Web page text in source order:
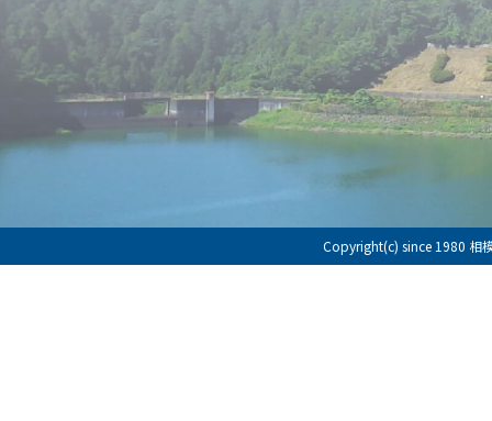
Copyright(c) since 1980 相